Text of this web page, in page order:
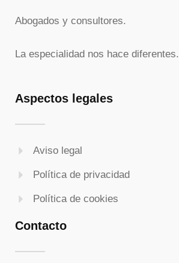
Abogados y consultores.
La especialidad nos hace diferentes.
Aspectos legales
Aviso legal
Política de privacidad
Política de cookies
Contacto